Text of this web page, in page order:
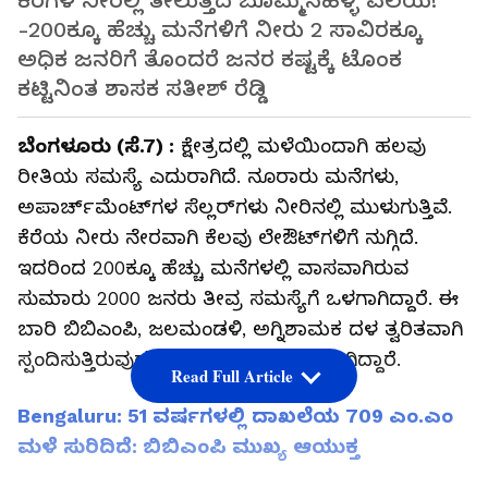
-200ಕ್ಕೂ ಹೆಚ್ಚು ಮನೆಗಳಿಗೆ ನೀರು 2 ಸಾವಿರಕ್ಕೂ
ಅಧಿಕ ಜನರಿಗೆ ತೊಂದರೆ ಜನರ ಕಷ್ಟಕ್ಕೆ ಟೊಂಕ
ಕಟ್ಟಿನಿಂತ ಶಾಸಕ ಸತೀಶ್ ರೆಡ್ಡಿ
ಬೆಂಗಳೂರು (ಸೆ.7) : ಕ್ಷೇತ್ರದಲ್ಲಿ ಮಳೆಯಿಂದಾಗಿ ಹಲವು
ರೀತಿಯ ಸಮಸ್ಯೆ ಎದುರಾಗಿದೆ. ನೂರಾರು ಮನೆಗಳು,
ಅಪಾರ್ಚ್‌ಮೆಂಟ್‌ಗಳ ಸೆಲ್ಲರ್‌ಗಳು ನೀರಿನಲ್ಲಿ ಮುಳುಗುತ್ತಿವೆ.
ಕೆರೆಯ ನೀರು ನೇರವಾಗಿ ಕೆಲವು ಲೇಔಟ್‌ಗಳಿಗೆ ನುಗ್ಗಿದೆ.
ಇದರಿಂದ 200ಕ್ಕೂ ಹೆಚ್ಚು ಮನೆಗಳಲ್ಲಿ ವಾಸವಾಗಿರುವ
ಸುಮಾರು 2000 ಜನರು ತೀವ್ರ ಸಮಸ್ಯೆಗೆ ಒಳಗಾಗಿದ್ದಾರೆ. ಈ
ಬಾರಿ ಬಿಬಿಎಂಪಿ, ಜಲಮಂಡಳಿ, ಅಗ್ನಿಶಾಮಕ ದಳ ತ್ವರಿತವಾಗಿ
ಸ್ಪಂದಿಸುತ್ತಿರುವುದು ಜನರಿಗೆ ತುಸು ನಿರಾಳರಾಗಿದ್ದಾರೆ.
Bengaluru: 51 ವರ್ಷಗಳಲ್ಲಿ ದಾಖಲೆಯ 709 ಎಂ.ಎಂ
ಮಳೆ ಸುರಿದಿದೆ: ಬಿಬಿಎಂಪಿ ಮುಖ್ಯ ಆಯುಕ್ತ
Read Full Article